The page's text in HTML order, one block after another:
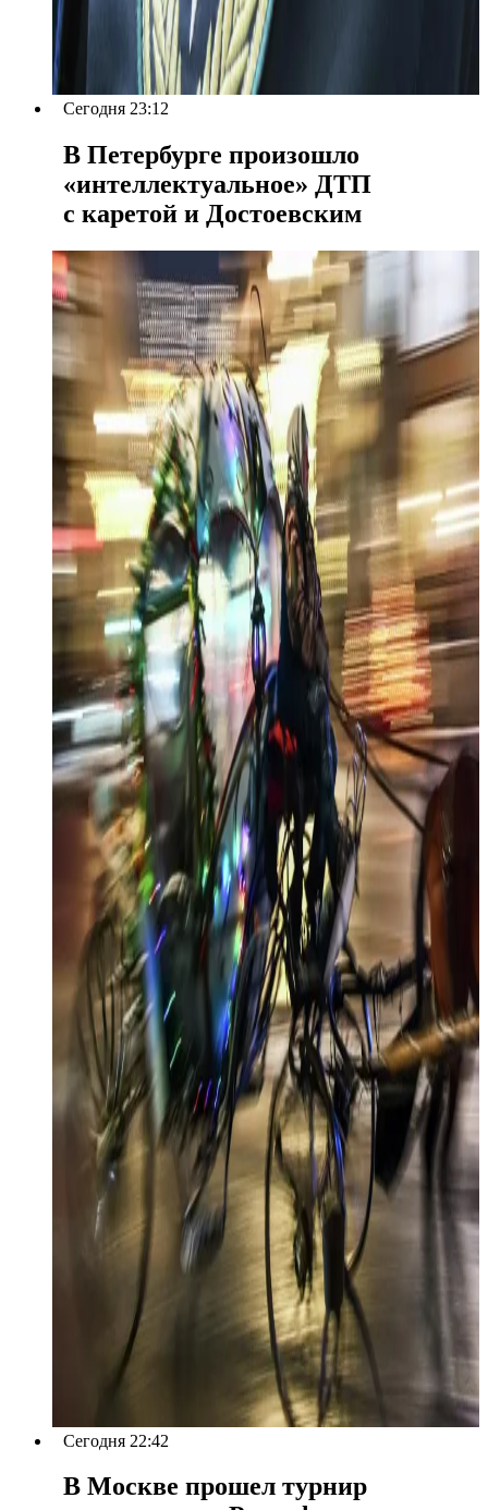
Сегодня 23:12
В Петербурге произошло
«интеллектуальное» ДТП
с каретой и Достоевским
Сегодня 22:42
В Москве прошел турнир